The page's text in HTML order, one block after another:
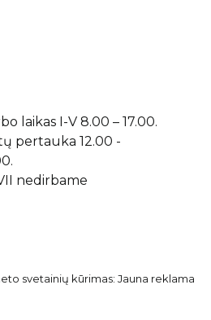
laikas I-V 8.00 – 17.00.
pertauka 12.00 -
nedirbame
svetainių kūrimas: Jauna reklama